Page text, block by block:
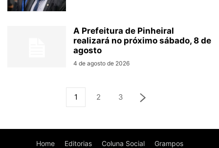
A Prefeitura de Pinheiral
realizará no próximo sábado, 8 de
agosto
4 de agosto de 2026
1 2 3
Home Editorias Coluna Social Grampos